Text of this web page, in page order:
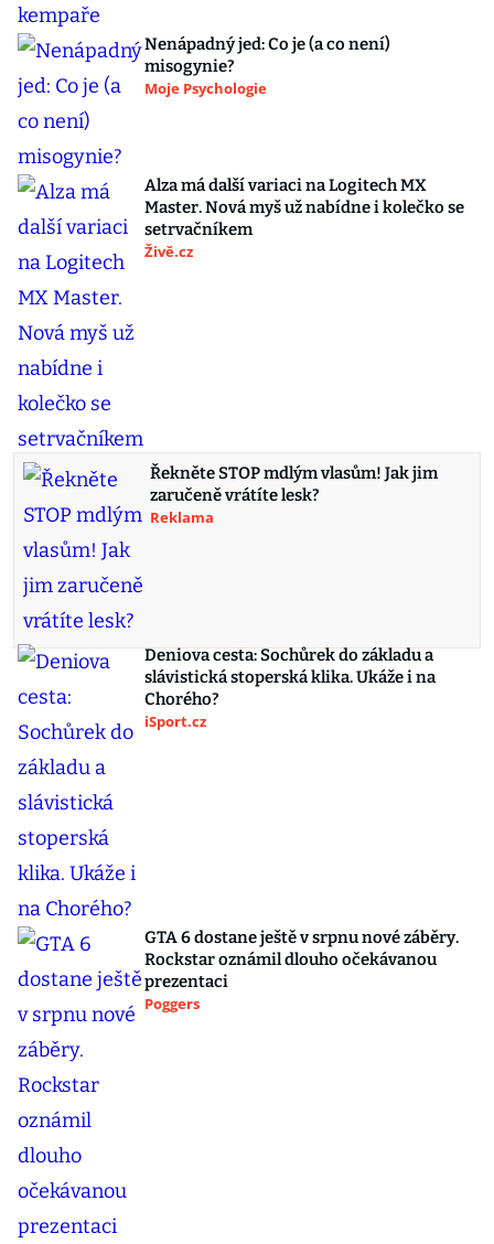
Nenápadný jed: Co je (a co není)
misogynie?
Moje Psychologie
Alza má další variaci na Logitech MX
Master. Nová myš už nabídne i kolečko se
setrvačníkem
Živě.cz
Řekněte STOP mdlým vlasům! Jak jim
zaručeně vrátíte lesk?
Reklama
Deniova cesta: Sochůrek do základu a
slávistická stoperská klika. Ukáže i na
Chorého?
iSport.cz
GTA 6 dostane ještě v srpnu nové záběry.
Rockstar oznámil dlouho očekávanou
prezentaci
Poggers